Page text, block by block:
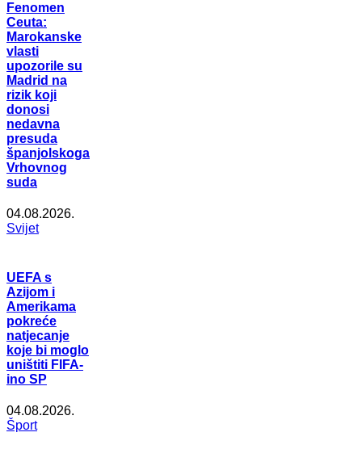
Fenomen
Ceuta:
Marokanske
vlasti
upozorile su
Madrid na
rizik koji
donosi
nedavna
presuda
španjolskoga
Vrhovnog
suda
04.08.2026.
Svijet
UEFA s
Azijom i
Amerikama
pokreće
natjecanje
koje bi moglo
uništiti FIFA-
ino SP
04.08.2026.
Šport